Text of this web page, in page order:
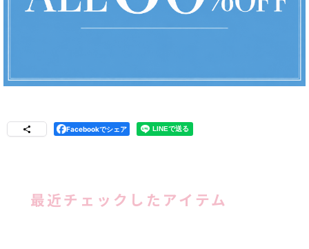
Facebookでシェア
最近チェックしたアイテム